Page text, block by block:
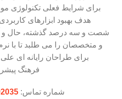
برای شرایط فعلی تکنولوژی
هدف بهبود ابزارهای
شصت و سه درصد گذشته، حال و
و متخصصان را می طلبد تا با
برای طراحان رایانه ای
فرهنگ
شماره تماس: